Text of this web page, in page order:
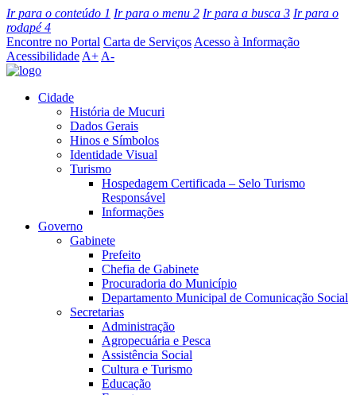
Ir para o conteúdo 1 Ir para o menu 2 Ir para a busca 3 Ir para o
rodapé4
Encontre no Portal Carta de Serviços Acesso à Informação
Acessibilidade A+ A-
Cidade
História de Mucuri
Dados Gerais
Hinos e Símbolos
Identidade Visual
Turismo
Hospedagem Certificada – Selo Turismo
Responsável
Informações
Governo
Gabinete
Prefeito
Chefia de Gabinete
Procuradoria do Município
Departamento Municipal de Comunicação Social
Secretarias
Administração
Agropecuária e Pesca
Assistência Social
Cultura e Turismo
Educação